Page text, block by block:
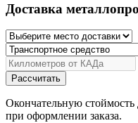
Доставка
Рассчитать
Окончательную стоймость
при оформлении заказа.